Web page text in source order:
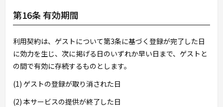
第16条 有効期間
利用契約は、ゲストについて第3条に基づく登録が完了した日
に効力を生じ、次に掲げる日のいずれか早い日まで、ゲストと
の間で有効に存続するものとします。
(1) ゲストの登録が取り消された日
(2) 本サービスの提供が終了した日